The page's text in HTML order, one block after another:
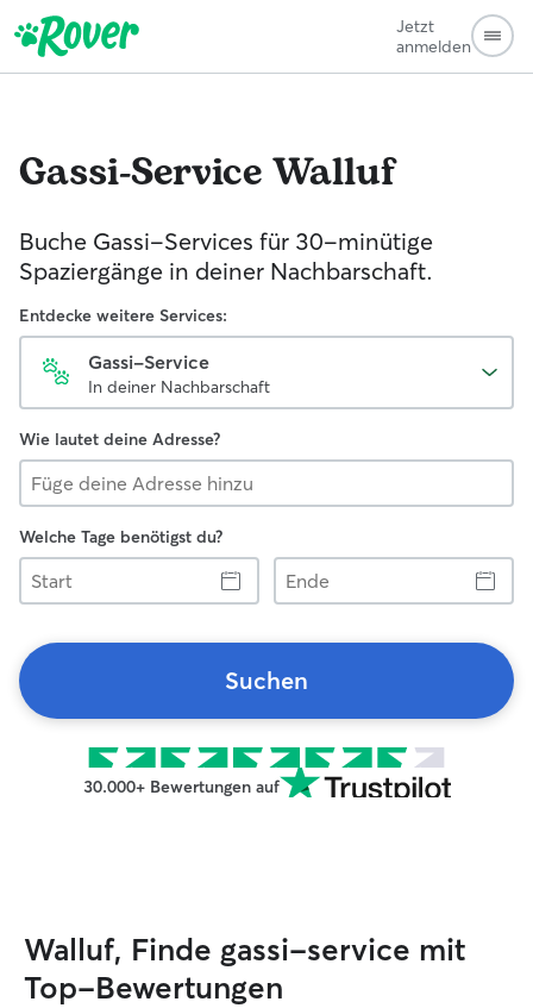
Jetzt
anmelden
Gassi-ServiceWalluf
Buche Gassi-Services für 30-minütige
Spaziergänge in deiner Nachbarschaft.
Entdecke weitere Services:
Gassi-Service
In deiner Nachbarschaft
Wie lautet deine Adresse?
Welche Tage benötigst du?
Start
Ende
Suchen
30.000+ Bewertungen auf
Walluf, Finde gassi-service mit
Top-Bewertungen